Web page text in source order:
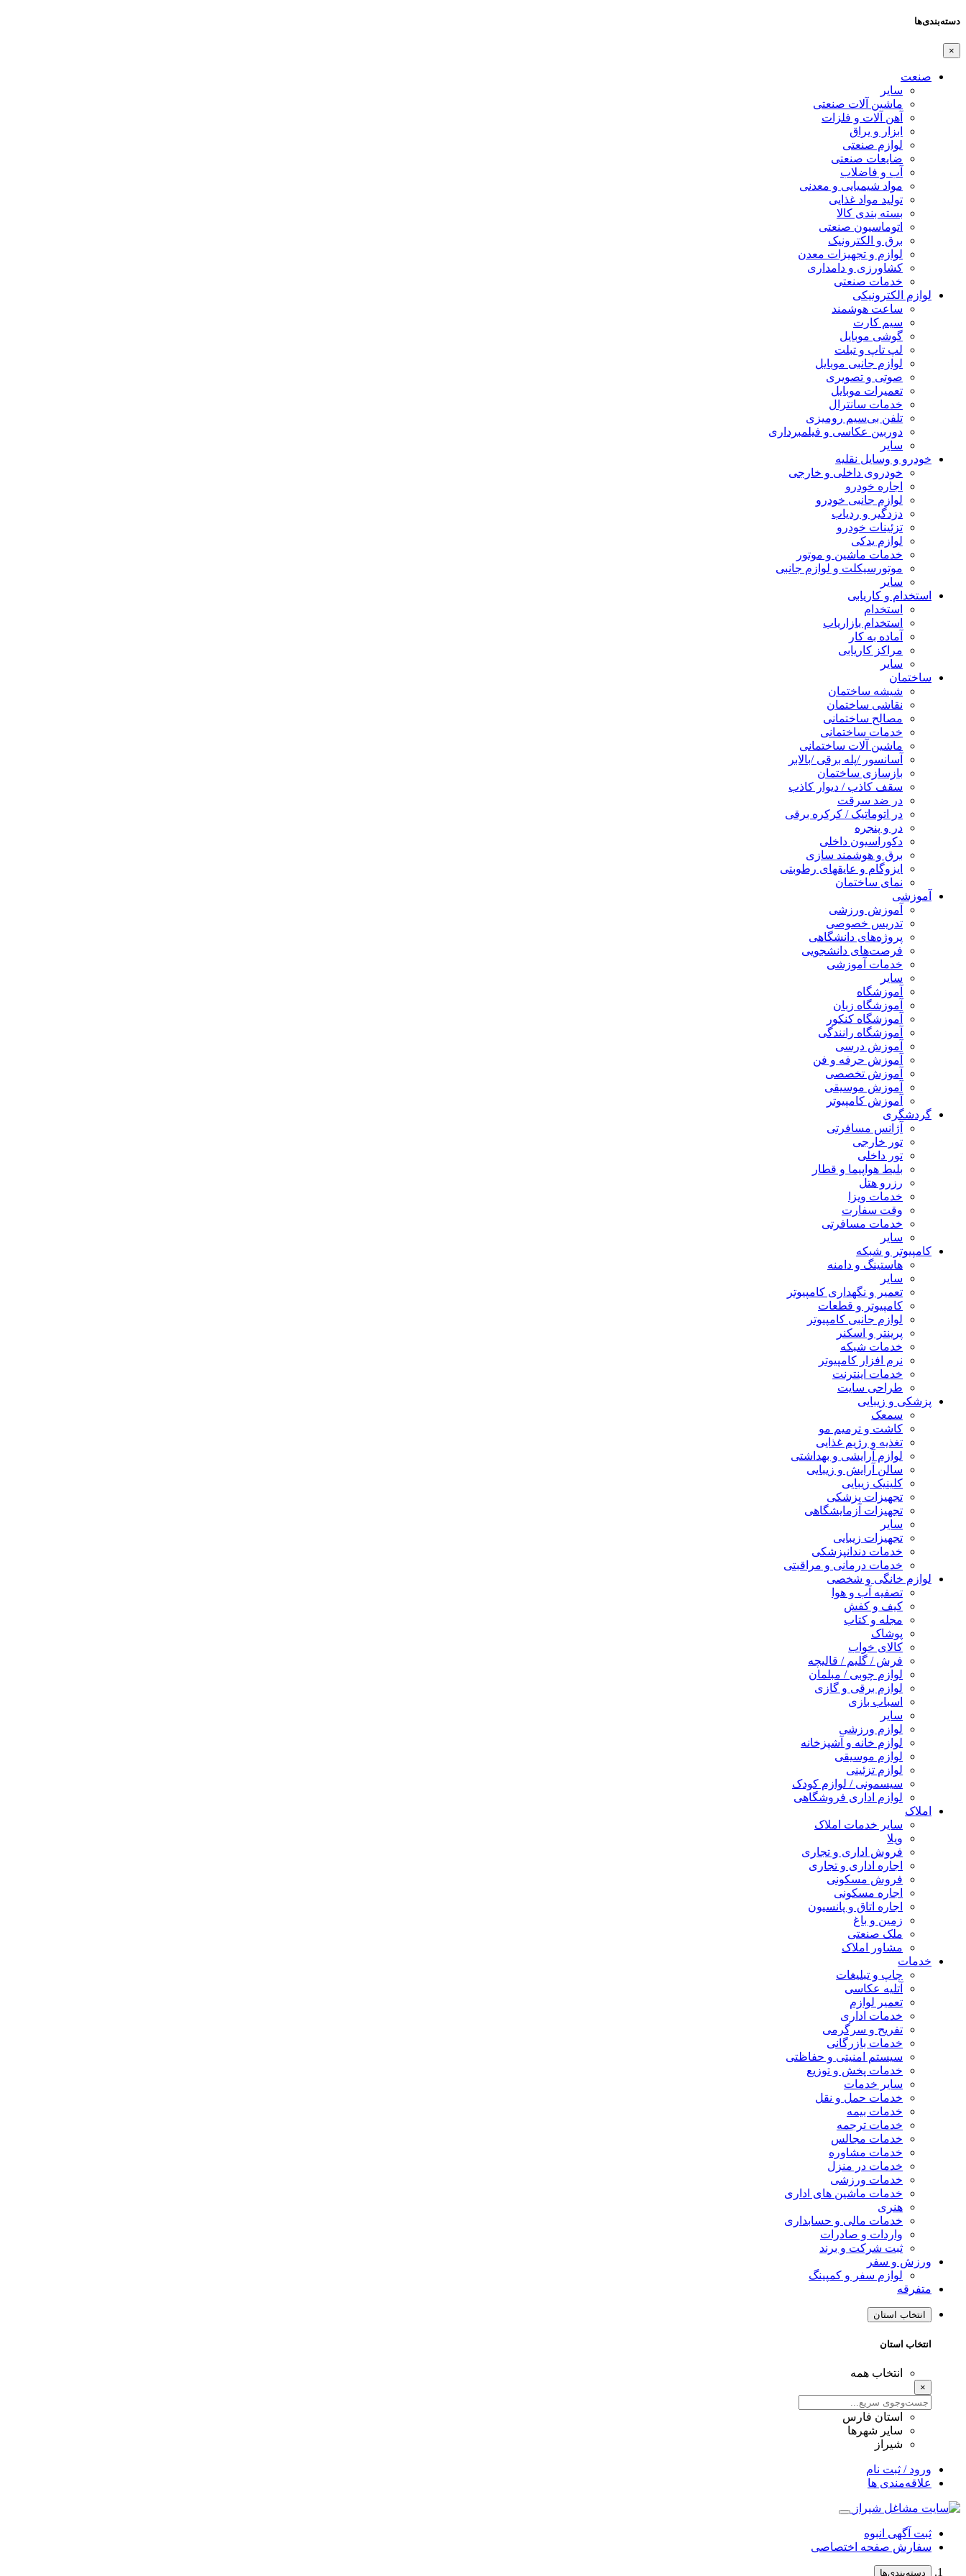
دسته‌بندی‌ها
×
صنعت
سایر
ماشین آلات صنعتی
آهن آلات و فلزات
ابزار و یراق
لوازم صنعتی
ضایعات صنعتی
آب و فاضلاب
مواد شیمیایی و معدنی
تولید مواد غذایی
بسته بندی کالا
اتوماسیون صنعتی
برق و الکترونیک
لوازم و تجهیزات معدن
کشاورزی و دامداری
خدمات صنعتی
لوازم الکترونیکی
ساعت هوشمند
سیم کارت
گوشی موبایل
لپ تاپ و تبلت
لوازم جانبی موبایل
صوتی و تصویری
تعمیرات موبایل
خدمات سانترال
تلفن بی‌سیم رومیزی
دوربین عکاسی و فیلمبرداری
سایر
خودرو و وسایل نقلیه
خودروی داخلی و خارجی
اجاره خودرو
لوازم جانبی خودرو
دزدگیر و ردیاب
تزئینات خودرو
لوازم یدکی
خدمات ماشین و موتور
موتورسیکلت و لوازم جانبی
سایر
استخدام و کاریابی
استخدام
استخدام بازاریاب
آماده به کار
مراکز کاریابی
سایر
ساختمان
شیشه ساختمان
نقاشی ساختمان
مصالح ساختمانی
خدمات ساختمانی
ماشین آلات ساختمانی
آسانسور /پله برقی /بالابر
بازسازی ساختمان
سقف کاذب / دیوار کاذب
در ضد سرقت
در اتوماتیک / کرکره برقی
در و پنجره
دکوراسیون داخلی
برق و هوشمند سازی
ایزوگام و عایقهای رطوبتی
نمای ساختمان
آموزشی
آموزش ورزشی
تدریس خصوصی
پروژه‌های دانشگاهی
فرصت‌های دانشجویی
خدمات آموزشی
سایر
آموزشگاه
آموزشگاه زبان
آموزشگاه کنکور
آموزشگاه رانندگی
آموزش درسی
آموزش حرفه و فن
آموزش تخصصی
آموزش موسیقی
آموزش کامپیوتر
گردشگری
آژانس مسافرتی
تور خارجی
تور داخلی
بلیط هواپیما و قطار
رزرو هتل
خدمات ویزا
وقت سفارت
خدمات مسافرتی
سایر
کامپیوتر و شبکه
هاستینگ و دامنه
سایر
تعمیر و نگهداری کامپیوتر
کامپیوتر و قطعات
لوازم جانبی کامپیوتر
پرینتر و اسکنر
خدمات شبکه
نرم افزار کامپیوتر
خدمات اینترنت
طراحی سایت
پزشکی و زیبایی
سمعک
کاشت و ترمیم مو
تغذیه و رژیم غذایی
لوازم آرایشی و بهداشتی
سالن آرایش و زیبایی
کلینیک زیبایی
تجهیزات پزشکی
تجهیزات آزمایشگاهی
سایر
تجهیزات زیبایی
خدمات دندانپزشکی
خدمات درمانی و مراقبتی
لوازم خانگی و شخصی
تصفیه آب و هوا
کیف و کفش
مجله و کتاب
پوشاک
کالای خواب
فرش / گلیم / قالیچه
لوازم چوبی / مبلمان
لوازم برقی و گازی
اسباب بازی
سایر
لوازم ورزشی
لوازم خانه و آشپزخانه
لوازم موسیقی
لوازم تزئینی
سیسمونی / لوازم کودک
لوازم اداری فروشگاهی
املاک
سایر خدمات املاک
ویلا
فروش اداری و تجاری
اجاره اداری و تجاری
فروش مسکونی
اجاره مسکونی
اجاره اتاق و پانسیون
زمین و باغ
ملک صنعتی
مشاور املاک
خدمات
چاپ و تبلیغات
آتلیه عکاسی
تعمیر لوازم
خدمات اداری
تفریح و سرگرمی
خدمات بازرگانی
سیستم امنیتی و حفاظتی
خدمات پخش و توزیع
سایر خدمات
خدمات حمل و نقل
خدمات بیمه
خدمات ترجمه
خدمات مجالس
خدمات مشاوره
خدمات در منزل
خدمات ورزشی
خدمات ماشین های اداری
هنری
خدمات مالی و حسابداری
واردات و صادرات
ثبت شرکت و برند
ورزش و سفر
لوازم سفر و کمپینگ
متفرقه
انتخاب استان
انتخاب استان
انتخاب همه
×
استان فارس
سایر شهرها
شیراز
ورود / ثبت نام
علاقه‌مندی ها
ثبت آگهی انبوه
سفارش صفحه اختصاصی
دسته‌بندی‌ها